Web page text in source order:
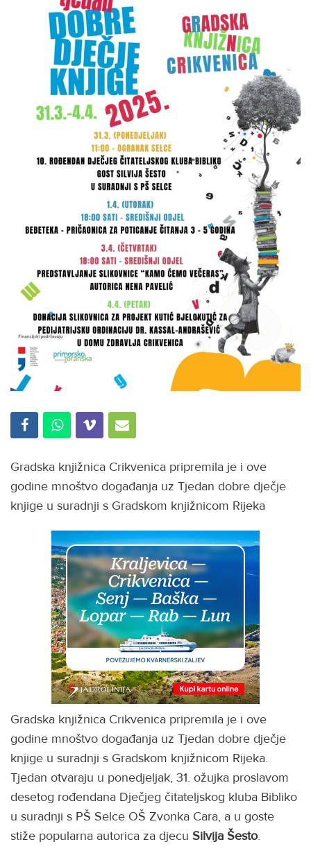
Gradska knjižnica Crikvenica pripremila je i ove
godine mnoštvo događanja uz Tjedan dobre dječje
knjige u suradnji s Gradskom knjižnicom Rijeka
Gradska knjižnica Crikvenica pripremila je i ove
godine mnoštvo događanja uz Tjedan dobre dječje
knjige u suradnji s Gradskom knjižnicom Rijeka.
Tjedan otvaraju u ponedjeljak, 31. ožujka proslavom
desetog rođendana Dječjeg čitateljskog kluba Bibliko
u suradnji s PŠ Selce OŠ Zvonka Cara, a u goste
stiže popularna autorica za djecu Silvija Šesto.